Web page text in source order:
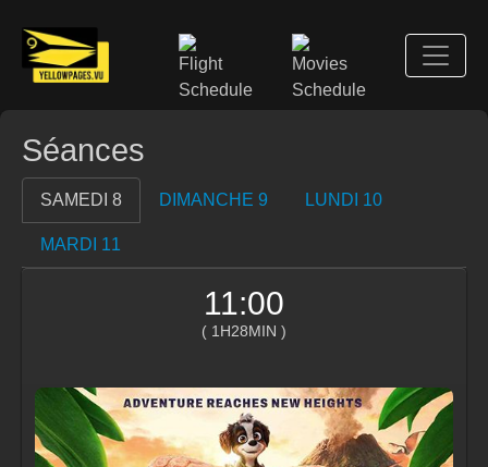
Séances
SAMEDI 8 DIMANCHE 9 LUNDI 10
MARDI 11
11:00
( 1H28MIN )